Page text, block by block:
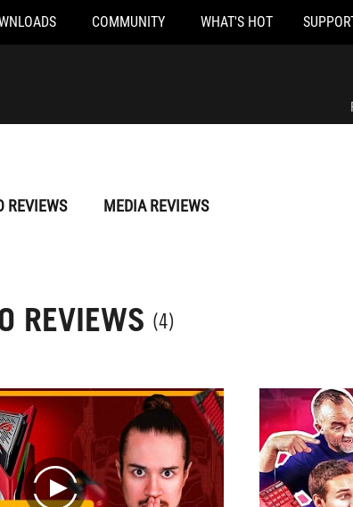
COMMUNITY WHAT'S HOT
REVIEWS MEDIA REVIEWS
REVIEWS (4)
play